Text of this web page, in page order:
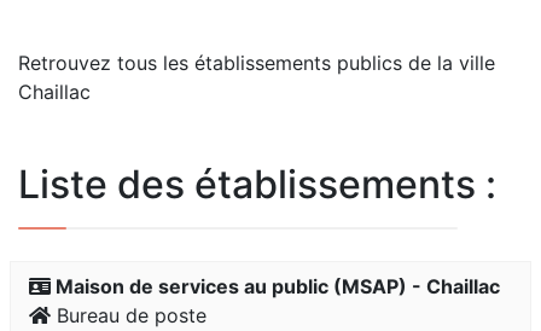
Retrouvez tous les établissements publics de la ville
Chaillac
Liste des établissements :
Maison de services au public (MSAP) - Chaillac
Bureau de poste